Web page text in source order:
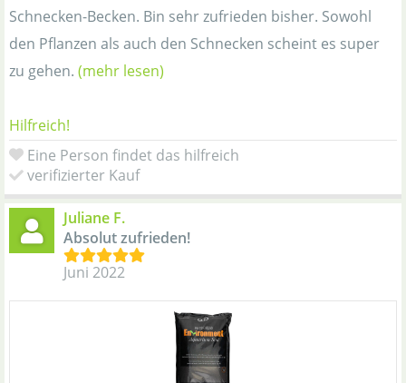
Schnecken-Becken. Bin sehr zufrieden bisher. Sowohl
den Pflanzen als auch den Schnecken scheint es super
zu gehen. (mehr lesen)
Hilfreich!
Eine Person findet das hilfreich
verifizierter Kauf
Juliane F.
Absolut zufrieden!
Juni 2022